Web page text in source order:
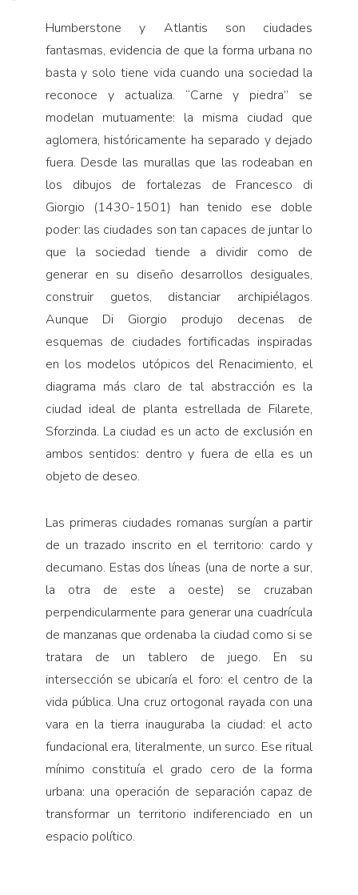
Humberstone y Atlantis son ciudades
fantasmas, evidencia de que la forma urbana no
basta y solo tiene vida cuando una sociedad la
reconoce y actualiza. “Carne y piedra” se
modelan mutuamente: la misma ciudad que
aglomera, históricamente ha separado y dejado
fuera. Desde las murallas que las rodeaban en
los dibujos de fortalezas de Francesco di
Giorgio (1430-1501) han tenido ese doble
poder: las ciudades son tan capaces de juntar lo
que la sociedad tiende a dividir como de
generar en su diseño desarrollos desiguales,
construir guetos, distanciar archipiélagos.
Aunque Di Giorgio produjo decenas de
esquemas de ciudades fortificadas inspiradas
en los modelos utópicos del Renacimiento, el
diagrama más claro de tal abstracción es la
ciudad ideal de planta estrellada de Filarete,
Sforzinda. La ciudad es un acto de exclusión en
ambos sentidos: dentro y fuera de ella es un
objeto de deseo.
Las primeras ciudades romanas surgían a partir
de un trazado inscrito en el territorio: cardo y
decumano. Estas dos líneas (una de norte a sur,
la otra de este a oeste) se cruzaban
perpendicularmente para generar una cuadrícula
de manzanas que ordenaba la ciudad como si se
tratara de un tablero de juego. En su
intersección se ubicaría el foro: el centro de la
vida pública. Una cruz ortogonal rayada con una
vara en la tierra inauguraba la ciudad: el acto
fundacional era, literalmente, un surco. Ese ritual
mínimo constituía el grado cero de la forma
urbana: una operación de separación capaz de
transformar un territorio indiferenciado en un
espacio político.